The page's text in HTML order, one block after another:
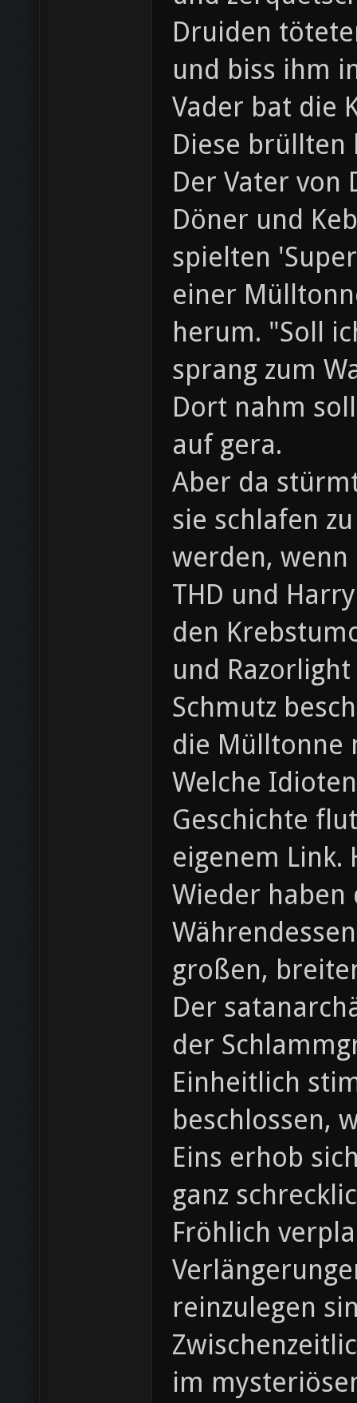
Druiden
und biss ihm
Vader bat die
Diese brüllten
Der Vater von
Döner und
spielten
einer
herum. "Soll
sprang zum
Dort nahm
auf gera.
Aber da
sie schlafen
werden, wenn
THD und
den
und
Schmutz
die Mülltonne
Welche
Geschichte
eigenem Link.
Wieder haben
großen,
Der
der
Einheitlich
beschlossen,
Eins erhob
ganz
Fröhlich
reinzulegen
im